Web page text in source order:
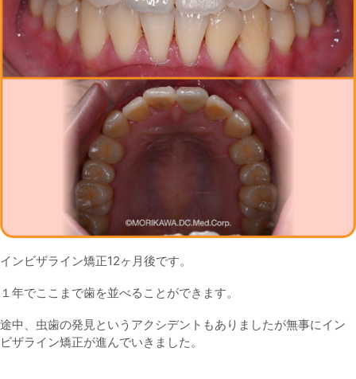
インビザライン矯正12ヶ月後です。
１年でここまで歯を並べることができます。
途中、虫歯の発見というアクシデントもありましたが無事にイン
ビザライン矯正が進んでいきました。